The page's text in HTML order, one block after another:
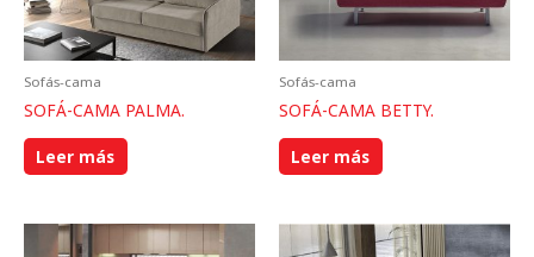
Sofás-cama
SOFÁ-CAMA PALMA.
Leer más
Sofás-cama
SOFÁ-CAMA BETTY.
Leer más